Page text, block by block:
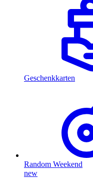
Geschenkkarten
Random Weekend
new